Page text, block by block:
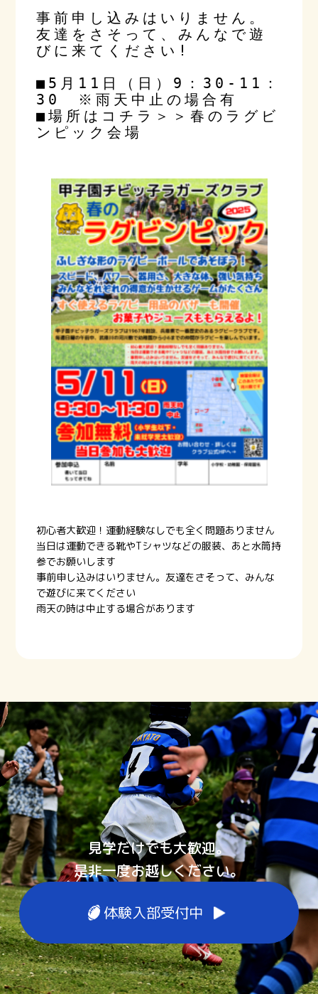
事前申し込みはいりません。
友達をさそって、みんなで遊
びに来てください!
■5月11日（日）9：30-11：
30　※雨天中止の場合有
■場所はコチラ＞＞ 春のラグビ
ンピック会場
初心者大歓迎！運動経験なしでも全く問題ありません
当日は運動できる靴やTシャツなどの服装、あと水筒持
参でお願いします
事前申し込みはいりません。友達をさそって、みんな
で遊びに来てください
雨天の時は中止する場合があります
見学だけでも大歓迎。
是非一度お越しください。
体験入部受付中